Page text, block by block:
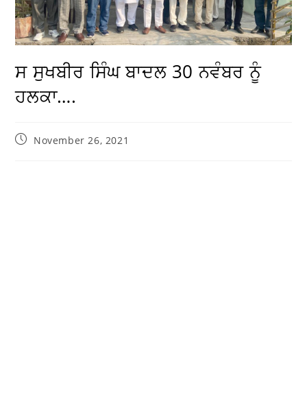
ਸ ਸੁਖਬੀਰ ਸਿੰਘ ਬਾਦਲ 30 ਨਵੰਬਰ ਨੂੰ
ਹਲਕਾ….
November 26, 2021